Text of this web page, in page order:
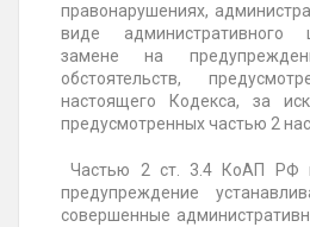
правонарушениях,
виде
замене на
обстоятельств,
настоящего Кодекса, за
предусмотренных частью 2
Частью 2 ст. 3.4 КоАП РФ
предупреждение
совершенные